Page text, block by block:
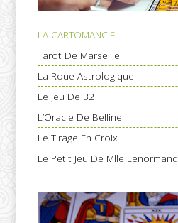
LA CARTOMANCIE
Tarot De Marseille
La Roue Astrologique
Le Jeu De 32
L’Oracle De Belline
Le Tirage En Croix
Le Petit Jeu De Mlle Lenormand